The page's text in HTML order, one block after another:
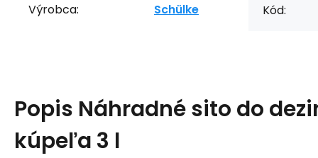
Výrobca: Schülke Kód:
Popis Náhradné sito do
kúpeľa 3 l